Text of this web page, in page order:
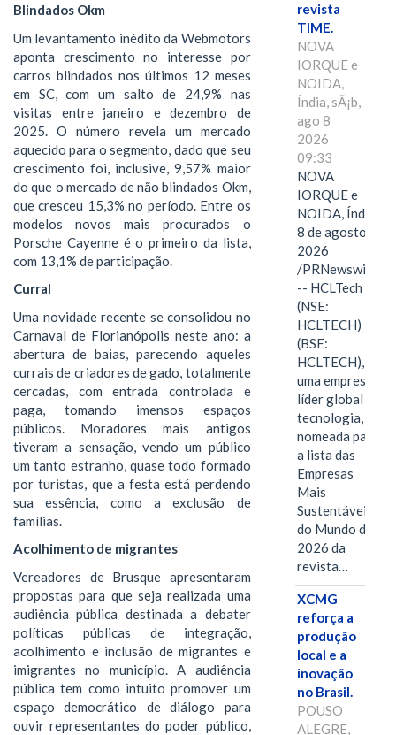
Blindados Okm
Um levantamento inédito da Webmotors
aponta crescimento no interesse por
carros blindados nos últimos 12 meses
em SC, com um salto de 24,9% nas
visitas entre janeiro e dezembro de
2025. O número revela um mercado
aquecido para o segmento, dado que seu
crescimento foi, inclusive, 9,57% maior
do que o mercado de não blindados Okm,
que cresceu 15,3% no período. Entre os
modelos novos mais procurados o
Porsche Cayenne é o primeiro da lista,
com 13,1% de participação.
Curral
Uma novidade recente se consolidou no
Carnaval de Florianópolis neste ano: a
abertura de baias, parecendo aqueles
currais de criadores de gado, totalmente
cercadas, com entrada controlada e
paga, tomando imensos espaços
públicos. Moradores mais antigos
tiveram a sensação, vendo um público
um tanto estranho, quase todo formado
por turistas, que a festa está perdendo
sua essência, como a exclusão de
famílias.
Acolhimento de migrantes
Vereadores de Brusque apresentaram
propostas para que seja realizada uma
audiência pública destinada a debater
políticas públicas de integração,
acolhimento e inclusão de migrantes e
imigrantes no município. A audiência
pública tem como intuito promover um
espaço democrático de diálogo para
ouvir representantes do poder público,
revista
TIME.
NOVA
IORQUE e
NOIDA,
Índia, sÃ¡b,
ago 8
2026
09:33
NOVA
IORQUE e
NOIDA, Índia,
8 de agosto de
2026
/PRNewswire/
-- HCLTech
(NSE:
HCLTECH)
(BSE:
HCLTECH),
uma empresa
líder global em
tecnologia, foi
nomeada para
a lista das
Empresas
Mais
Sustentáveis
do Mundo de
2026 da
revista…
XCMG
reforça a
produção
local e a
inovação
no Brasil.
POUSO
ALEGRE,